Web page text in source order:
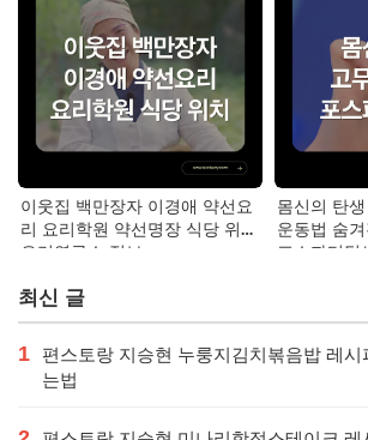
이웃집 백만장자 이경애 약선요
리 요리학원 약선명장 식당 위치
요리연구소 정보
몸신의 탄
운동법 숨
포스파티딜
최신 글
1
편스토랑 지승현 누룽지김치볶음밥 레시
는법